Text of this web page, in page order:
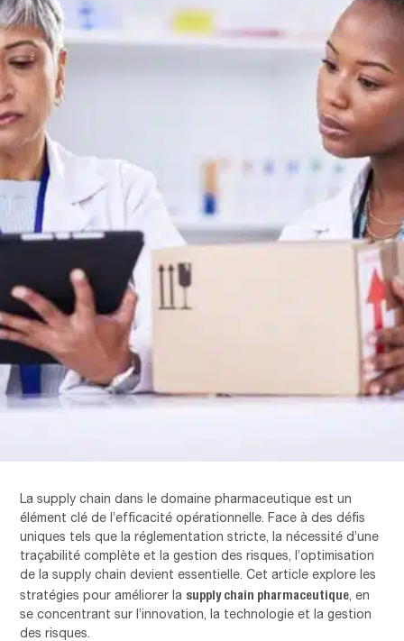
La supply chain dans le domaine pharmaceutique est un
élément clé de l’efficacité opérationnelle. Face à des défis
uniques tels que la réglementation stricte, la nécessité d’une
traçabilité complète et la gestion des risques, l’optimisation
de la supply chain devient essentielle. Cet article explore les
stratégies pour améliorer la supply chain pharmaceutique , en
se concentrant sur l’innovation, la technologie et la gestion
des risques.